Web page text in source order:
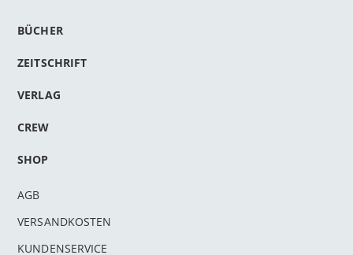
BÜCHER
ZEITSCHRIFT
VERLAG
CREW
SHOP
AGB
VERSANDKOSTEN
KUNDENSERVICE